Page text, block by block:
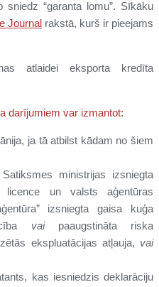
“garanta lomu”. Sīkāku
Journal rakstā, kurš ir pieejams
atlaidei eksporta kredīta
darījumiem var izmantot:
ja tā atbilst kādam no šiem
ministrijas izsniegta
licence un valsts aģentūras
izsniegta gaisa kuģa
vaipaaugstināta riska
ekspluatācijas atļauja, vai
kas iesniedzis deklarāciju